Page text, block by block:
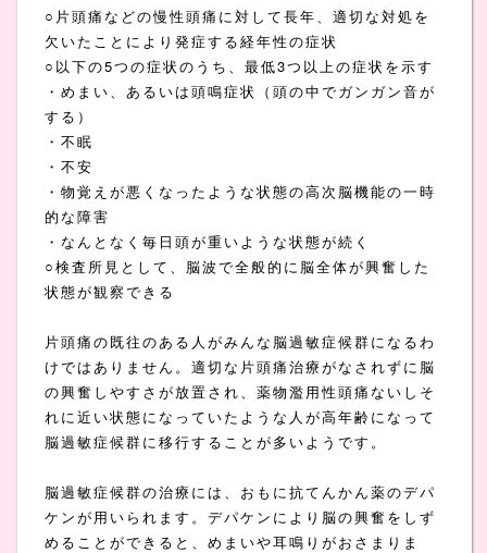
○片頭痛などの慢性頭痛に対して長年、適切な対処を
欠いたことにより発症する経年性の症状
○以下の5つの症状のうち、最低3つ以上の症状を示す
・めまい、あるいは頭鳴症状（頭の中でガンガン音が
する）
・不眠
・不安
・物覚えが悪くなったような状態の高次脳機能の一時
的な障害
・なんとなく毎日頭が重いような状態が続く
○検査所見として、脳波で全般的に脳全体が興奮した
状態が観察できる
片頭痛の既往のある人がみんな脳過敏症候群になるわ
けではありません。適切な片頭痛治療がなされずに脳
の興奮しやすさが放置され、薬物濫用性頭痛ないしそ
れに近い状態になっていたような人が高年齢になって
脳過敏症候群に移行することが多いようです。
脳過敏症候群の治療には、おもに抗てんかん薬のデパ
ケンが用いられます。デパケンにより脳の興奮をしず
めることができると、めまいや耳鳴りがおさまりま